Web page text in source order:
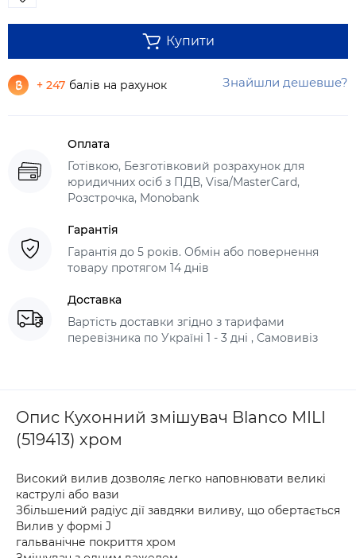
Купити
+ 247 балів на рахунок Знайшли дешевше?
Оплата
Готівкою, Безготівковий розрахунок для
юридичних осіб з ПДВ, Visa/MasterCard,
Розстрочка, Monobank
Гарантія
Гарантія до 5 років. Обмін або повернення
товару протягом 14 днів
Доставка
Вартість доставки згідно з тарифами
перевізника по Україні 1 - 3 дні , Самовивіз
Опис Кухонний змішувач Blanco MILI
(519413) хром
Високий вилив дозволяє легко наповнювати великі
каструлі або вази
Збільшений радіус дії завдяки виливу, що обертається
Вилив у формі J
гальванічне покриття xром